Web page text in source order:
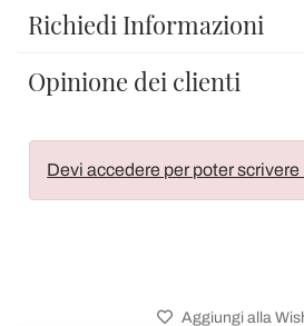
Richiedi Informazioni
Opinione dei clienti
Devi accedere per poter
Aggiungi alla